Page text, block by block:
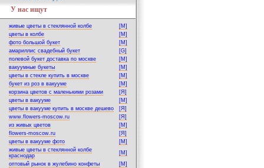
У нас ищут
живые цветы в стеклянной колбе
[M]
цветы в колбе
[M]
фото большой букет
[M]
амариллис свадебный букет
[G]
полевой букет доставка по москве
[M]
вакуумные букеты
[M]
цветы в стекле купить в москве
[M]
букет из роз в вакууме
[M]
корзина цветов с маленькими розами
[Я]
цветы в вакууме
[M]
цветы в вакууме купить в москве дешево
[Я]
www.flowers-moscow.ru
[Я]
из живых цветов
[M]
flowers-moscow.ru
[Я]
цветы в вакууме фото
[M]
живые цветы в стеклянной колбе
краснодар
[M]
оптовый рынок в жулебино конфеты
[M]